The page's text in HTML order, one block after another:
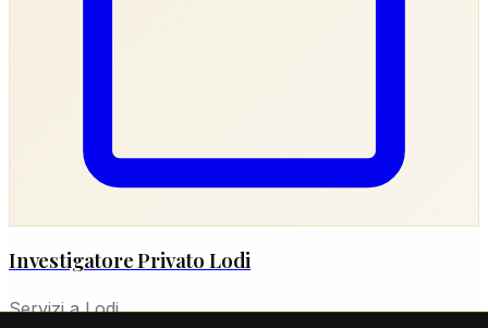
Investigatore Privato Lodi
Servizi a Lodi